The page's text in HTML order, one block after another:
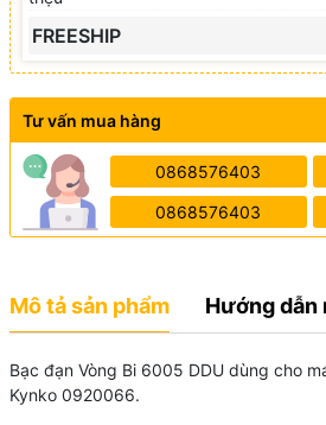
FREESHIP
Tư vấn mua hàng
0868576403
0868576403
Mô tả sản phẩm Hướng dẫn
Bạc đạn Vòng Bi 6005 DDU dùng cho
Kynko 0920066.